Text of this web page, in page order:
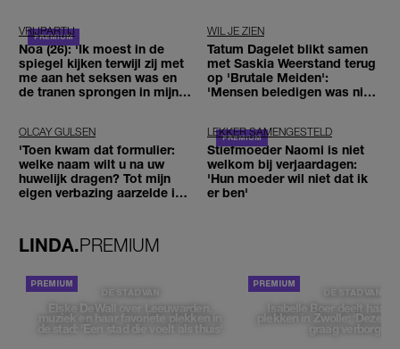
VRIJPARTIJ
Noa (26): 'Ik moest in de
spiegel kijken terwijl zij met
me aan het seksen was en
de tranen sprongen in mijn
WIL JE ZIEN
Tatum Dagelet blikt samen
met Saskia Weerstand terug
op 'Brutale Meiden':
'Mensen beledigen was niet
OLCAY GULSEN
'Toen kwam dat formulier:
welke naam wilt u na uw
huwelijk dragen? Tot mijn
eigen verbazing aarzelde ik
LEKKER SAMENGESTELD
Stiefmoeder Naomi is niet
welkom bij verjaardagen:
'Hun moeder wil niet dat ik
er ben'
LINDA.PREMIUM
DE STAD VAN
Elske DeWall over Leeuwarden,
muziek en haar favoriete plekken in
de stad: 'Een stad die voelt als thuis'
DE STAD VAN
Isabelle Boer deelt haar
plekken in Zwolle: 'Deze
graag verborgen'